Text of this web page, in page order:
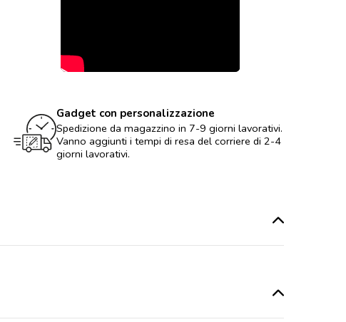
Gadget con personalizzazione
Spedizione da magazzino in 7-9 giorni lavorativi.
Vanno aggiunti i tempi di resa del corriere di 2-4
giorni lavorativi.